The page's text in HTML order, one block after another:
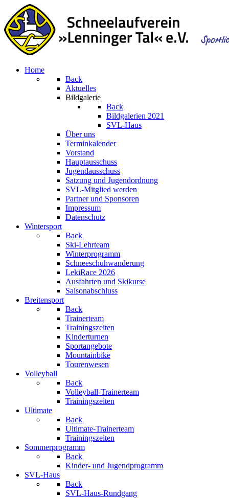
Home
Back
Aktuelles
Bildgalerie
Back
Bildgalerien 2021
SVL-Haus
Über uns
Terminkalender
Vorstand
Hauptausschuss
Jugendausschuss
Satzung und Jugendordnung
SVL-Mitglied werden
Partner und Sponsoren
Impressum
Datenschutz
Wintersport
Back
Ski-Lehrteam
Winterprogramm
Schneeschuhwanderung
LekiRace 2026
Ausfahrten und Skikurse
Saisonabschluss
Breitensport
Back
Trainerteam
Trainingszeiten
Kinderturnen
Sportangebote
Mountainbike
Tourenwesen
Volleyball
Back
Volleyball-Trainerteam
Trainingszeiten
Ultimate
Back
Ultimate-Trainerteam
Trainingszeiten
Sommerprogramm
Back
Kinder- und Jugendprogramm
SVL-Haus
Back
SVL-Haus-Rundgang